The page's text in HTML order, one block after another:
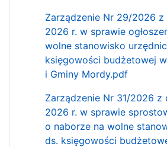
Zarządzenie Nr 29/2026 z
2026 r. w sprawie
wolne stanowisko
księgowości budżetowej
i Gminy Mordy.pdf
Zarządzenie Nr 31/2026 z
2026 r. w sprawie
o naborze na wolne
ds. księgowości